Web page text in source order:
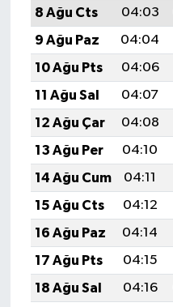
8 Ağu Cts
04:03
9 Ağu Paz
04:04
10 Ağu Pts
04:06
11 Ağu Sal
04:07
12 Ağu Çar
04:08
13 Ağu Per
04:10
14 Ağu Cum
04:11
15 Ağu Cts
04:12
16 Ağu Paz
04:14
17 Ağu Pts
04:15
18 Ağu Sal
04:16